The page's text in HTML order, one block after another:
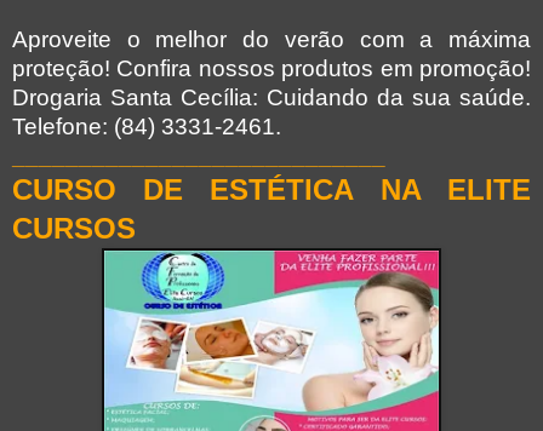
Aproveite o melhor do verão com a máxima
proteção! Confira nossos produtos em promoção!
Drogaria Santa Cecília: Cuidando da sua saúde.
Telefone: (84) 3331-2461.
CURSO DE ESTÉTICA NA ELITE
CURSOS